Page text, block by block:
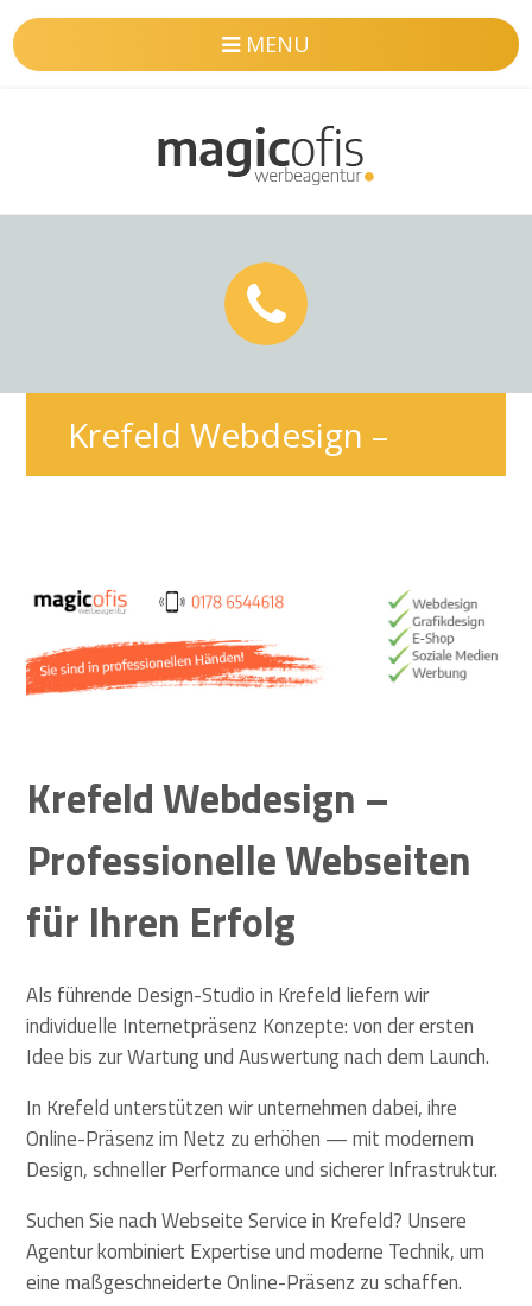
MENU
Krefeld Webdesign –
optimierte Webseiten
Krefeld Webdesign –
Professionelle Webseiten
für Ihren Erfolg
Als führende Design-Studio in Krefeld liefern wir
individuelle Internetpräsenz Konzepte: von der ersten
Idee bis zur Wartung und Auswertung nach dem Launch.
In Krefeld unterstützen wir unternehmen dabei, ihre
Online-Präsenz im Netz zu erhöhen — mit modernem
Design, schneller Performance und sicherer Infrastruktur.
Suchen Sie nach Webseite Service in Krefeld? Unsere
Agentur kombiniert Expertise und moderne Technik, um
eine maßgeschneiderte Online-Präsenz zu schaffen.